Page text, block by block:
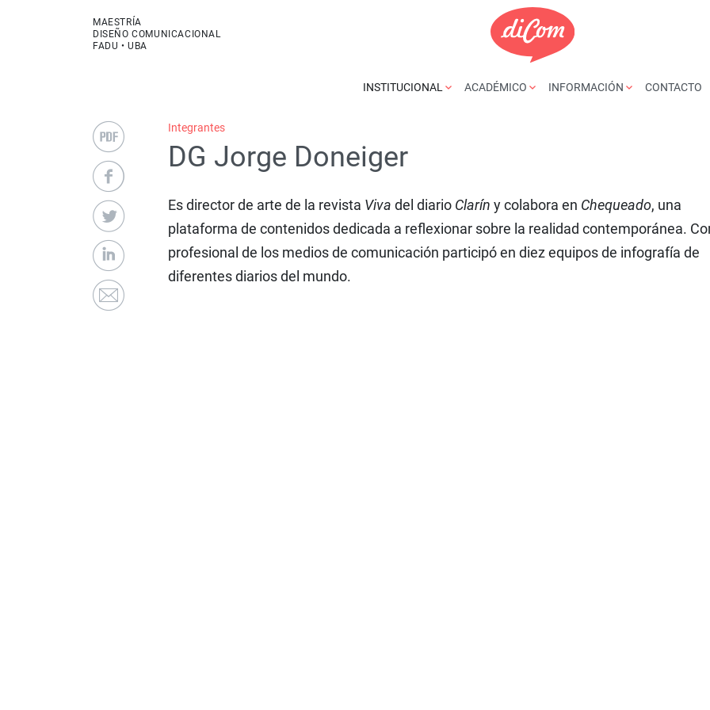
MAESTRÍA
DISEÑO COMUNICACIONAL
FADU • UBA
INSTITUCIONAL ACADÉMICO INFORMACIÓN CONTACTO
Integrantes
DG Jorge Doneiger
Es director de arte de la revista Viva del diario Clarín y colabora en Chequeado, una
plataforma de contenidos dedicada a reflexionar sobre la realidad contemporánea.
profesional de los medios de comunicación participó en diez equipos de infografía de
diferentes diarios del mundo.